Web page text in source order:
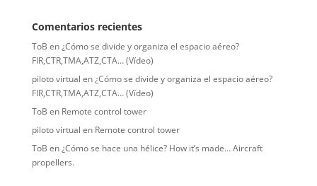
Comentarios recientes
ToB en¿Cómo se divide y organiza el espacio aéreo?
FIR,CTR,TMA,ATZ,CTA… (Vídeo)
piloto virtual en¿Cómo se divide y organiza el espacio aéreo?
FIR,CTR,TMA,ATZ,CTA… (Vídeo)
ToB en Remote control tower
piloto virtual en Remote control tower
ToB en¿Cómo se hace una hélice? How it’s made… Aircraft
propellers.